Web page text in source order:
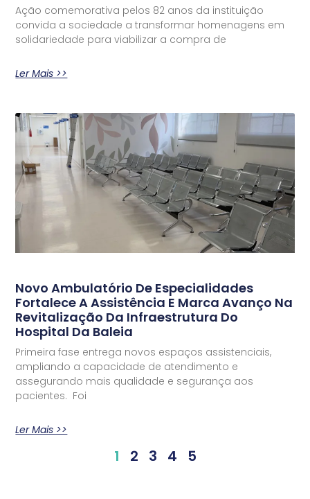
Ação comemorativa pelos 82 anos da instituição
convida a sociedade a transformar homenagens em
solidariedade para viabilizar a compra de
Ler Mais >>
Novo Ambulatório De Especialidades
Fortalece A Assistência E Marca Avanço Na
Revitalização Da Infraestrutura Do
Hospital Da Baleia
Primeira fase entrega novos espaços assistenciais,
ampliando a capacidade de atendimento e
assegurando mais qualidade e segurança aos
pacientes. Foi
Ler Mais >>
1 2 3 4 5